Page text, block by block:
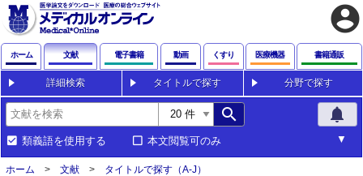
account_circle
ホーム 文献 電子書籍 動画 くすり 医療機器 書籍通販
詳細検索 タイトルで探す 分野で探す
search notifications
類義語を使用する 本文閲覧可のみ
ホーム 文献
タイトルで探す（A-J）